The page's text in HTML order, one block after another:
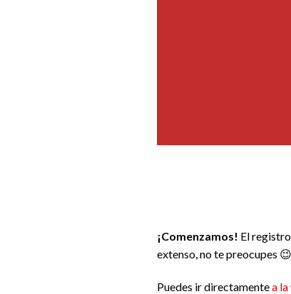
¡Comenzamos! El
extenso, no te preocupes
Puedes ir directamentea